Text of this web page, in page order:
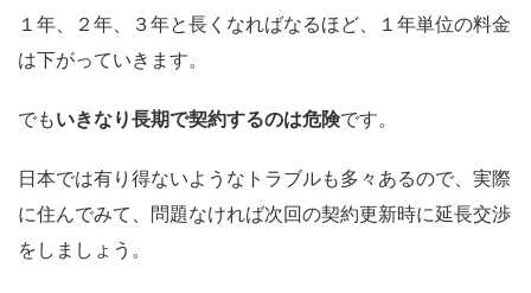
１年、２年、３年と長くなればなるほど、１年単位の料金
は下がっていきます。
でもいきなり長期で契約するのは危険です。
日本では有り得ないようなトラブルも多々あるので、実際
に住んでみて、問題なければ次回の契約更新時に延長交渉
をしましょう。